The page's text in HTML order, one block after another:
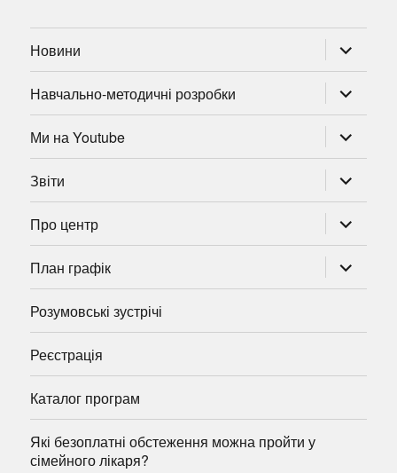
Новини
підменю
Навчально-методичні розробки
підменю
Ми на Youtube
підменю
Звіти
підменю
Про центр
підменю
План графік
підменю
Розумовські зустрічі
Реєстрація
Каталог програм
Які безоплатні обстеження можна пройти у
сімейного лікаря?